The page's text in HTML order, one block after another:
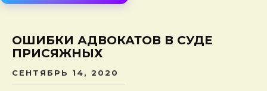
ОШИБКИ АДВОКАТОВ В СУДЕ
ПРИСЯЖНЫХ
СЕНТЯБРЬ 14, 2020